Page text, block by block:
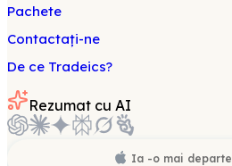
Pachete
Contactați-ne
De ce Tradeics?
Rezumat cu AI
Ia -o mai departe